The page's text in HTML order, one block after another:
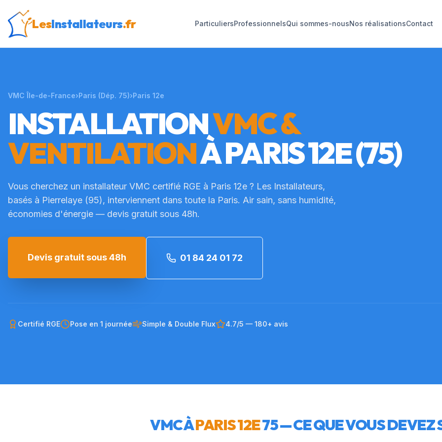
LesInstallateurs.fr ParticuliersProfessionnelsQui sommes-nousNos réalisationsContact
VMC Île-de-France›Paris (Dép. 75)›Paris 12e
INSTALLATIONVMC &
VENTILATIONÀPARIS 12E(75)
Vous cherchez un installateur VMC certifié RGE à Paris 12e ? Les Installateurs,
basés à Pierrelaye (95), interviennent dans toute la Paris. Air sain, sans humidité,
économies d'énergie — devis gratuit sous 48h.
Devis gratuit sous 48h 01 84 24 01 72
Certifié RGE Pose en 1 journée Simple & Double Flux 4.7/5 — 180+ avis
VMC ÀPARIS 12E75— CE QUE VOUS DEVEZ